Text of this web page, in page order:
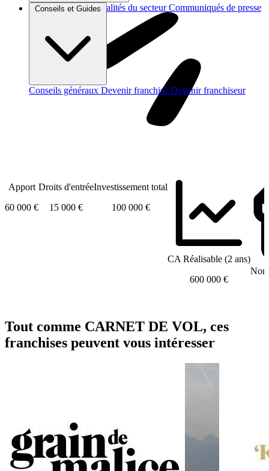
Brèves et actus Actualités du secteur Communiqués de presse
Conseils et Guides
Conseils généraux Devenir franchisé Devenir franchiseur
Apport
60 000 €
Droits d'entrée
15 000 €
Investissement total
100 000 €
CA Réalisable (2 ans)
600 000 €
Tout comme CARNET DE VOL, ces
franchises peuvent vous intéresser